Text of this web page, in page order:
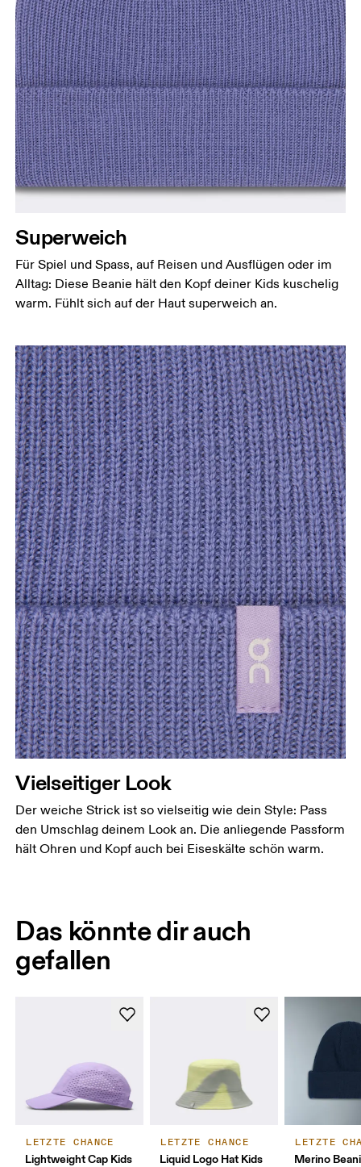
Superweich
Für Spiel und Spass, auf Reisen und Ausflügen oder im
Alltag: Diese Beanie hält den Kopf deiner Kids kuschelig
warm. Fühlt sich auf der Haut superweich an.
Vielseitiger Look
Der weiche Strick ist so vielseitig wie dein Style: Pass
den Umschlag deinem Look an. Die anliegende Passform
hält Ohren und Kopf auch bei Eiseskälte schön warm.
Das könnte dir auch
gefallen
LETZTE CHANCE
Lightweight Cap Kids
LETZTE CHANCE
Liquid Logo Hat Kids
LETZTE
Merino